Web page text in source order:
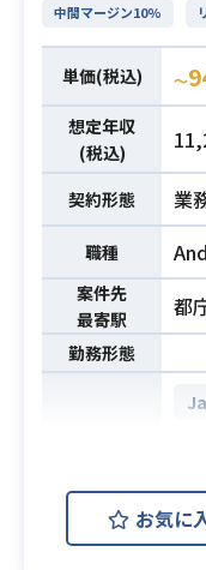
必須スキル
利
・
・
・
・
・
・
進
・
る
中間マージン10%
単価(税込) 〜
想定年収
(税込)
契約形態 業
職種
案件先
最寄駅
都
勤務形態
開発環境 お気に